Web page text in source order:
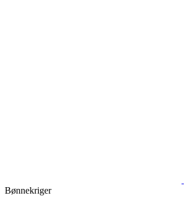
Bønne­kriger